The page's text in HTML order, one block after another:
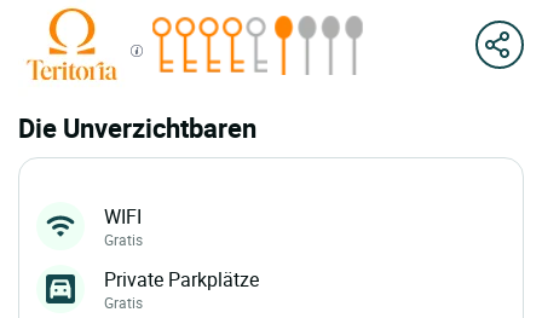
Die Unverzichtbaren
WIFI
Gratis
Private Parkplätze
Gratis